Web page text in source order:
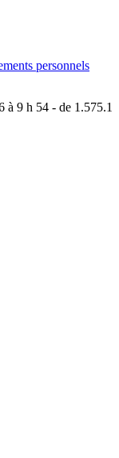
personnels
9 h 54 - de 1.575.1